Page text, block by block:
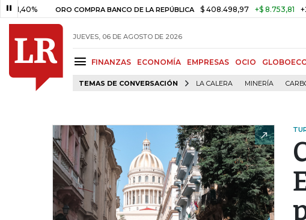
ORO COMPRA BANCO DE LA REPÚBLICA $ 408.498,97 +$ 8.753,81 +2,19%
JUEVES, 06 DE AGOSTO DE 2026
FINANZAS ECONOMÍA EMPRESAS OCIO
TEMAS DE CONVERSACIÓN LA CALERA MINERÍA